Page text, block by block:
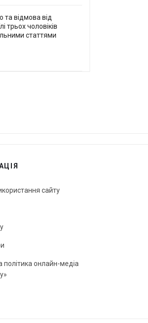
та відмова від
трьох чоловіків
статтями
сайту
політика онлайн-медіа